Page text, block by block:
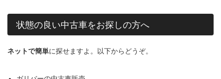
状態の良い中古車をお探しの方へ
ネットで簡単に探せますよ。以下からどうぞ。